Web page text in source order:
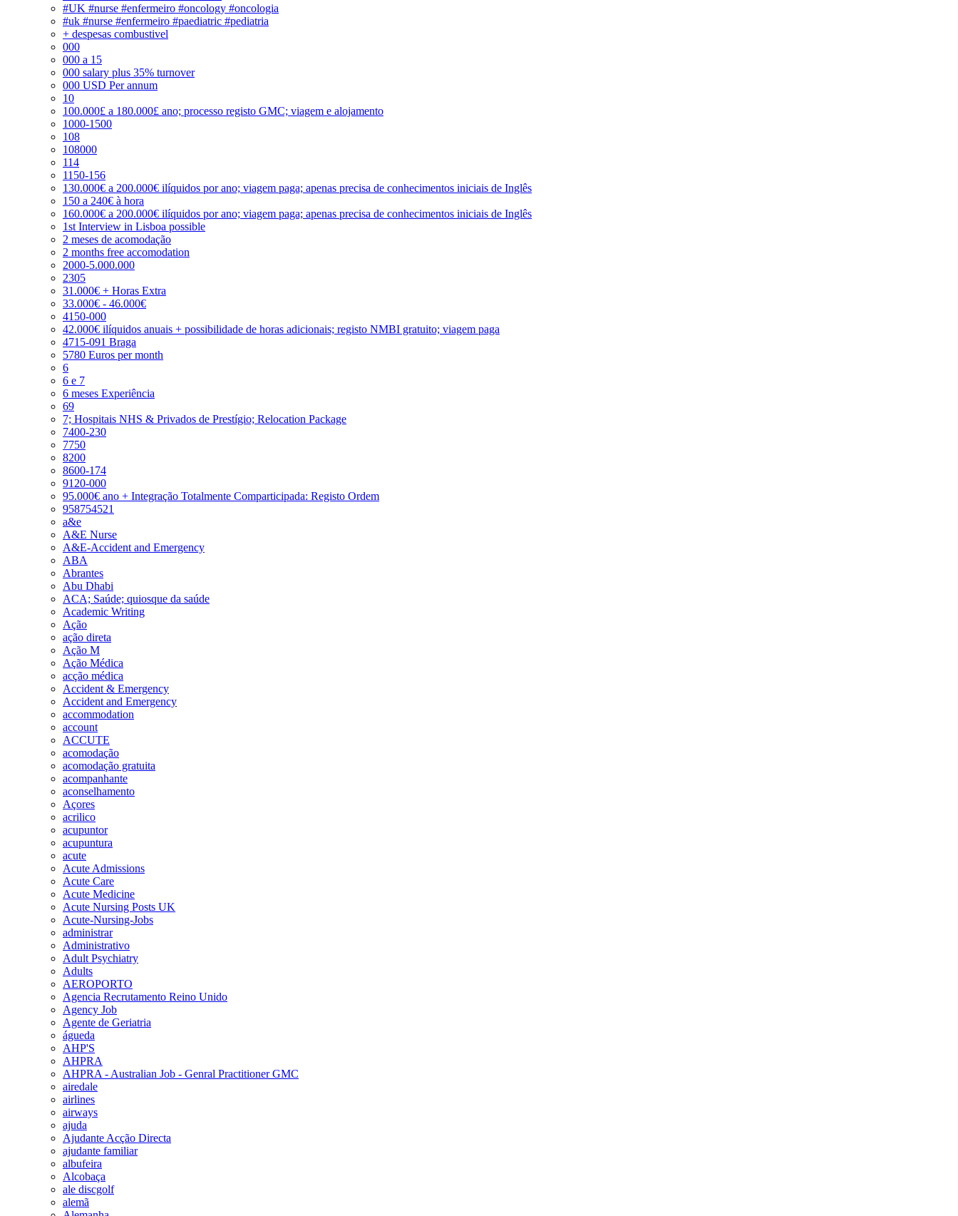
#UK #nurse #enfermeiro #oncology #oncologia
#uk #nurse #enfermeiro #paediatric #pediatria
+ despesas combustivel
000
000 a 15
000 salary plus 35% turnover
000 USD Per annum
10
100.000£ a 180.000£ ano; processo registo GMC; viagem e alojamento
1000-1500
108
108000
114
1150-156
130.000€ a 200.000€ ilíquidos por ano; viagem paga; apenas precisa de conhecimentos iniciais de Inglês
150 a 240€ à hora
160.000€ a 200.000€ ilíquidos por ano; viagem paga; apenas precisa de conhecimentos iniciais de Inglês
1st Interview in Lisboa possible
2 meses de acomodação
2 months free accomodation
2000-5.000.000
2305
31.000€ + Horas Extra
33.000€ - 46.000€
4150-000
42.000€ ilíquidos anuais + possibilidade de horas adicionais; registo NMBI gratuito; viagem paga
4715-091 Braga
5780 Euros per month
6
6 e 7
6 meses Experiência
69
7; Hospitais NHS & Privados de Prestígio; Relocation Package
7400-230
7750
8200
8600-174
9120-000
95.000€ ano + Integração Totalmente Comparticipada: Registo Ordem
958754521
a&e
A&E Nurse
A&E-Accident and Emergency
ABA
Abrantes
Abu Dhabi
ACA; Saúde; quiosque da saúde
Academic Writing
Ação
ação direta
Ação M
Ação Médica
acção médica
Accident & Emergency
Accident and Emergency
accommodation
account
ACCUTE
acomodação
acomodação gratuita
acompanhante
aconselhamento
Açores
acrilico
acupuntor
acupuntura
acute
Acute Admissions
Acute Care
Acute Medicine
Acute Nursing Posts UK
Acute-Nursing-Jobs
administrar
Administrativo
Adult Psychiatry
Adults
AEROPORTO
Agencia Recrutamento Reino Unido
Agency Job
Agente de Geriatria
águeda
AHP'S
AHPRA
AHPRA - Australian Job - Genral Practitioner GMC
airedale
airlines
airways
ajuda
Ajudante Acção Directa
ajudante familiar
albufeira
Alcobaça
ale discgolf
alemã